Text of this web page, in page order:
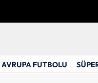
AVRUPA FUTBOLU